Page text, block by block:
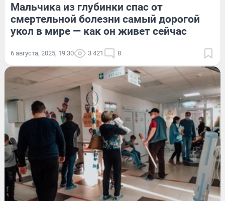
Мальчика из глубинки спас от
смертельной болезни самый дорогой
укол в мире — как он живет сейчас
6 августа, 2025, 19:30 3 421 8